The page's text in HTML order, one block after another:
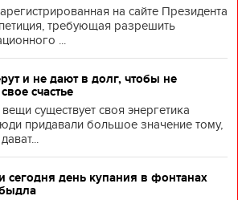
на сайте Президента
требующая разрешить
...
и не дают в долг, чтобы не
счастье
существует своя энергетика
придавали большое значение тому,
сегодня день купания в фонтанах